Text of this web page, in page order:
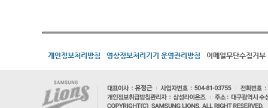
개인정보처리방침 영상정보처리기기 운영관리방침 이메일무단수집거부